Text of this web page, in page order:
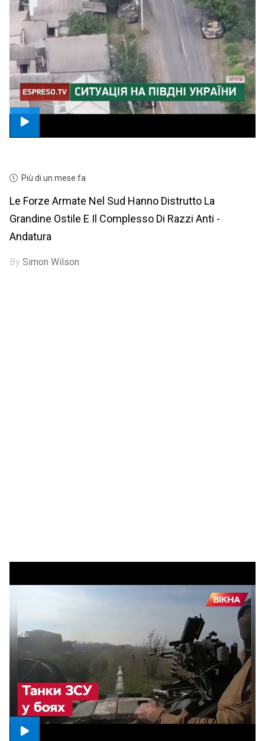
Più di un mese fa
Le Forze Armate Nel Sud Hanno Distrutto La
Grandine Ostile E Il Complesso Di Razzi Anti -
Andatura
BySimon Wilson